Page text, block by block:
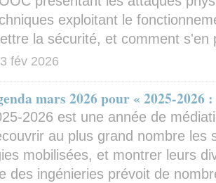
exploitant le
la sécurité, et comment s'en
fév 2026
mars 2026 pour « 2025-2026
2026 est une année de
au plus grand nombre les
mobilisées, et montrer leurs
des ingénieries prévoit de